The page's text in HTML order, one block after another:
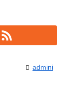
admini